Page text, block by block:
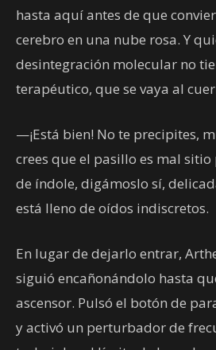
hasta aquí antes de que
cerebro en una nube rosa. Y
desintegración molecular no
terapéutico, que se vaya al
—¡Está bien! No te precipites,
crees que el pasillo es mal
de índole, digámoslo sí,
está lleno de oídos indiscretos.
En lugar de dejarlo entrar,
siguió encañonándolo hasta
ascensor. Pulsó el botón de
y activó un perturbador de